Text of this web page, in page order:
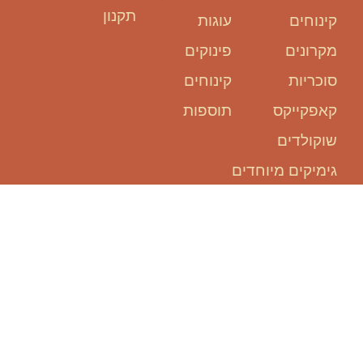
תקנון
קינוחים
מקרונים
סוכריות
קאפקייקס
שוקולדים
גימיקים מיוחדים
עוגות
פינוקים
קינוחים
תוספות